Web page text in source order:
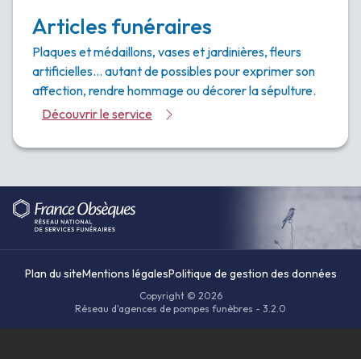
Articles funéraires
Plaques et médaillons, vases et jardinières, fleurs
artificielles… autant de possibles pour exprimer son
affection, rendre hommage ou décorer la sépulture.
Découvrir le service
Plan du siteMentions légalesPolitique de gestion des données
Copyright © 2026
Réseau d'agences de pompes funèbres - 3.2.0